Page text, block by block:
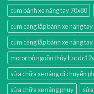
cùm bánh xe nâng tay 70x80
cùm càng lắp bánh xe nâng
cùm càng lắp bánh xe nâng
motor bộ nguồn thủy lực
sửa chữa xe nâng di chuyển
sửa chữa xe nâng phuy